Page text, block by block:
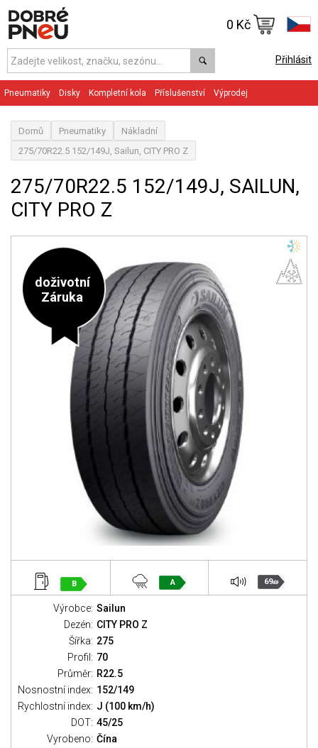
Přihlásit
0 Kč
Pneumatiky Disky Kompletní kola Příslušenství Výprodej
Domů Pneumatiky
Nákladní
275/70R22.5 152/149J, Sailun, CITY PRO Z
275/70R22.5 152/149J, SAILUN,
CITY PRO Z
doživotní
Záruka
B A 69dB
Výrobce: Sailun
Dezén: CITY PRO Z
Šířka: 275
Profil: 70
Průměr: R22.5
Nosnostní index: 152/149
Rychlostní index: J (100 km/h)
DOT: 45/25
Vyrobeno: Čína